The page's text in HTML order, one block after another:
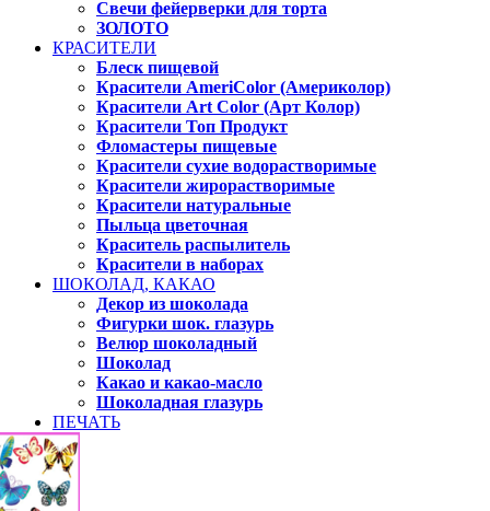
Свечи фейерверки для торта
ЗОЛОТО
КРАСИТЕЛИ
Блеск пищевой
Красители AmeriColor (Америколор)
Красители Art Color (Арт Колор)
Красители Топ Продукт
Фломастеры пищевые
Красители сухие водорастворимые
Красители жирорастворимые
Красители натуральные
Пыльца цветочная
Краситель распылитель
Красители в наборах
ШОКОЛАД, КАКАО
Декор из шоколада
Фигурки шок. глазурь
Велюр шоколадный
Шоколад
Какао и какао-масло
Шоколадная глазурь
ПЕЧАТЬ